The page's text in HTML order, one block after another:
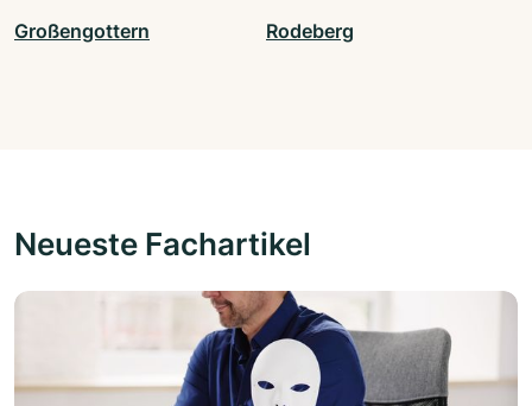
Großengottern Rodeberg
Neueste Fachartikel